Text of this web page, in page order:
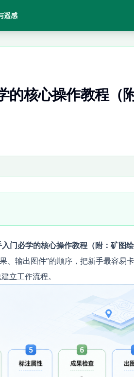
遥感
的核心操作教程（
门必学的核心操作教程（附：矿图
、输出图件”的顺序，把新手最容易
立工作流程。